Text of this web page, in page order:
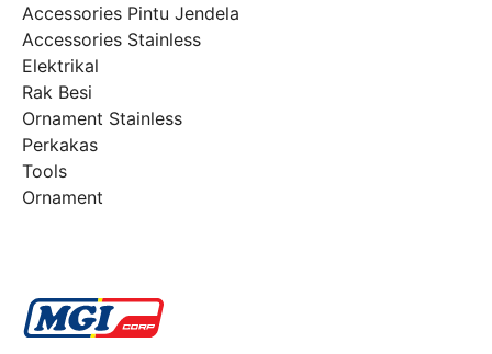
Accessories Pintu Jendela
Accessories Stainless
Elektrikal
Rak Besi
Ornament Stainless
Perkakas
Tools
Ornament